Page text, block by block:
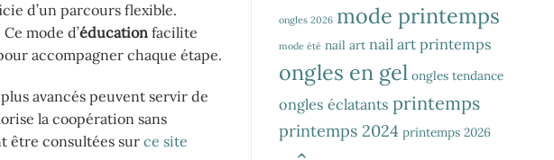
d’un parcours flexible.
mode d’éducation facilite
accompagner chaque étape.
avancés peuvent servir de
la coopération sans
être consultées sur ce site
ongles 2026 mode printemps
mode été nail art nail art printemps
ongles en gel ongles tendance
ongles éclatants printemps
printemps 2024 printemps 2026